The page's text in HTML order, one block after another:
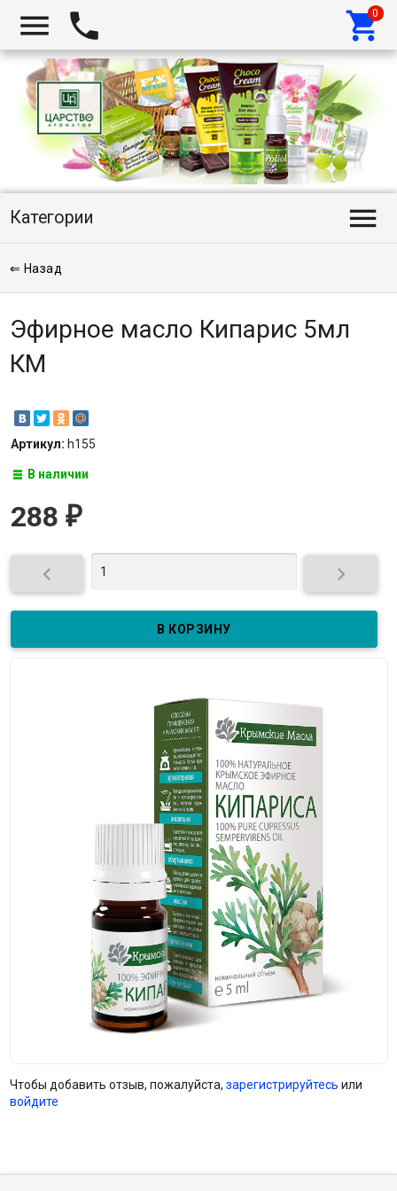
  
Категории 
⇐ Назад
Эфирное масло Кипарис 5мл
КМ
Артикул: h155
В наличии
288 ₽
 
Чтобы добавить отзыв, пожалуйста, зарегистрируйтесь или
войдите